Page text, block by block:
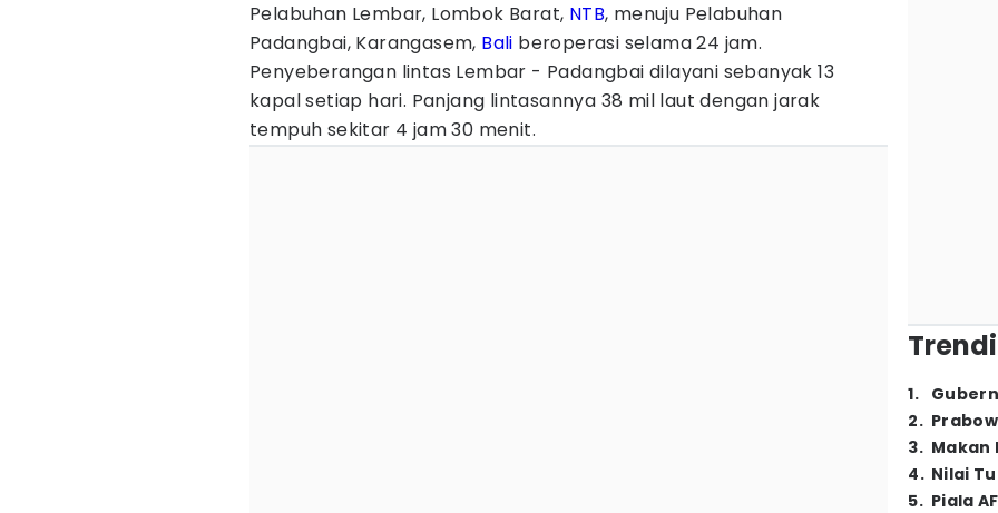
Pelabuhan Lembar, Lombok Barat, NTB, menuju Pelabuhan
Padangbai, Karangasem, Bali beroperasi selama 24 jam.
Penyeberangan lintas Lembar - Padangbai dilayani sebanyak 13
kapal setiap hari. Panjang lintasannya 38 mil laut dengan jarak
tempuh sekitar 4 jam 30 menit.
1.
2.
3. Makan
4. Nilai
5. Piala